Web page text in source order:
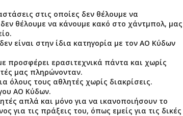
στις οποίες δεν θέλουμε να
θέλουμε να κάνουμε κακό στο χάντμπολ, μας
είναι στην ίδια κατηγορία με τον ΑΟ Κύδων
προσφέρει ερασιτεχνικά πάντα και χωρίς
μας πληρώνονταν.
όλους τους αθλητές χωρίς διακρίσεις.
ΑΟ Κύδων.
απλά και μόνο για να ικανοποιήσουν το
για τις πράξεις του, όπως εμείς για τις δικές